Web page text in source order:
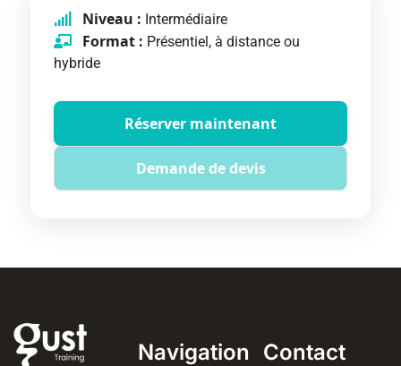
Niveau : Intermédiaire
Format : Présentiel, à distance ou
hybride
Réserver maintenant
Demande de devis
Navigation Contact